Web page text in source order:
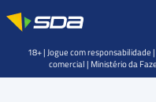
18+ | Jogue com responsabilidade
comercial | Ministério da